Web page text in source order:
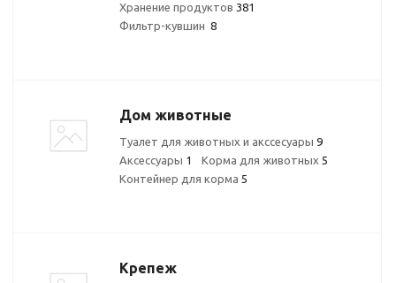
Хранение продуктов 381
Фильтр-кувшин 8
Дом животные
Туалет для животных и акссесуары 9
Аксессуары 1 Корма для животных 5
Контейнер для корма 5
Крепеж